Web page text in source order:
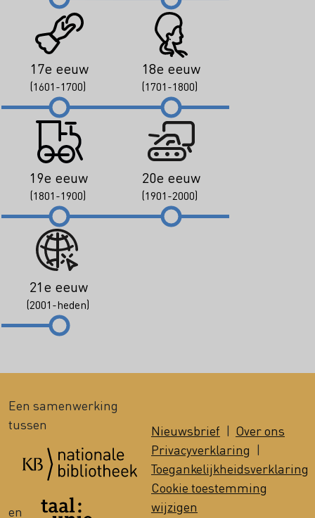
17e eeuw
(1601-1700)
18e eeuw
(1701-1800)
19e eeuw
(1801-1900)
20e eeuw
(1901-2000)
21e eeuw
(2001-heden)
Een samenwerking
tussen
en
Nieuwsbrief | Over ons
Privacyverklaring |
Toegankelijkheidsverklaring
Cookie toestemming
wijzigen